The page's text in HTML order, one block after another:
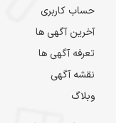
حساب کاربری
آخرین آگهی ها
تعرفه آگهی ها
نقشه آگهی
وبلاگ